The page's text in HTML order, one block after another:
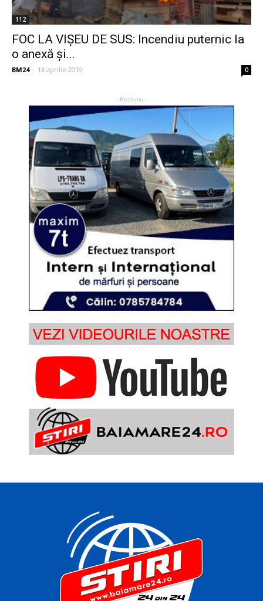
112
FOC LA VIŞEU DE SUS: Incendiu puternic la
o anexă și...
BM24 - 13 aprilie 2019 0
- Reclame -